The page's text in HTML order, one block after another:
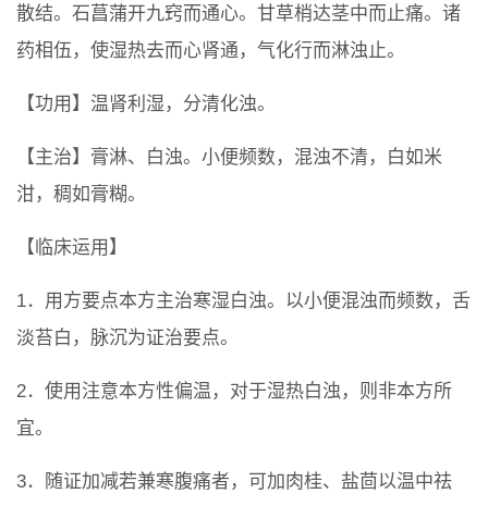
散结。石菖蒲开九窍而通心。甘草梢达茎中而止痛。诸
药相伍，使湿热去而心肾通，气化行而淋浊止。
【功用】温肾利湿，分清化浊。
【主治】膏淋、白浊。小便频数，混浊不清，白如米
泔，稠如膏糊。
【临床运用】
1．用方要点本方主治寒湿白浊。以小便混浊而频数，舌
淡苔白，脉沉为证治要点。
2．使用注意本方性偏温，对于湿热白浊，则非本方所
宜。
3．随证加减若兼寒腹痛者，可加肉桂、盐茴以温中祛